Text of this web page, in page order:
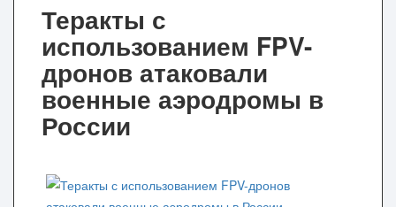
Теракты с
использованием FPV-
дронов атаковали
военные аэродромы в
России